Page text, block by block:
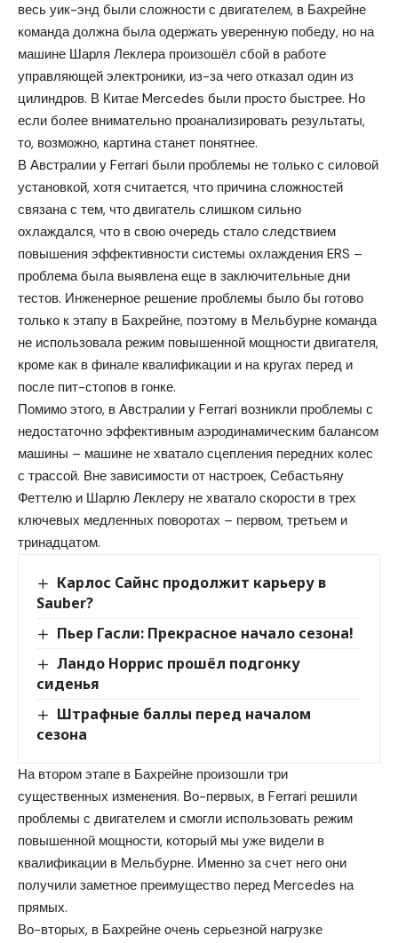
весь уик-энд были сложности с двигателем, в Бахрейне
команда должна была одержать уверенную победу, но на
машине Шарля Леклера произошёл сбой в работе
управляющей электроники, из-за чего отказал один из
цилиндров. В Китае Mercedes были просто быстрее. Но
если более внимательно проанализировать результаты,
то, возможно, картина станет понятнее.
В Австралии у Ferrari были проблемы не только с силовой
установкой, хотя считается, что причина сложностей
связана с тем, что двигатель слишком сильно
охлаждался, что в свою очередь стало следствием
повышения эффективности системы охлаждения ERS –
проблема была выявлена еще в заключительные дни
тестов. Инженерное решение проблемы было бы готово
только к этапу в Бахрейне, поэтому в Мельбурне команда
не использовала режим повышенной мощности двигателя,
кроме как в финале квалификации и на кругах перед и
после пит-стопов в гонке.
Помимо этого, в Австралии у Ferrari возникли проблемы с
недостаточно эффективным аэродинамическим балансом
машины – машине не хватало сцепления передних колес
с трассой. Вне зависимости от настроек, Себастьяну
Феттелю и Шарлю Леклеру не хватало скорости в трех
ключевых медленных поворотах – первом, третьем и
тринадцатом.
Карлос Сайнс продолжит карьеру в
Sauber?
Пьер Гасли: Прекрасное начало сезона!
Ландо Норрис прошёл подгонку
сиденья
Штрафные баллы перед началом
сезона
На втором этапе в Бахрейне произошли три
существенных изменения. Во-первых, в Ferrari решили
проблемы с двигателем и смогли использовать режим
повышенной мощности, который мы уже видели в
квалификации в Мельбурне. Именно за счет него они
получили заметное преимущество перед Mercedes на
прямых.
Во-вторых, в Бахрейне очень серьезной нагрузке